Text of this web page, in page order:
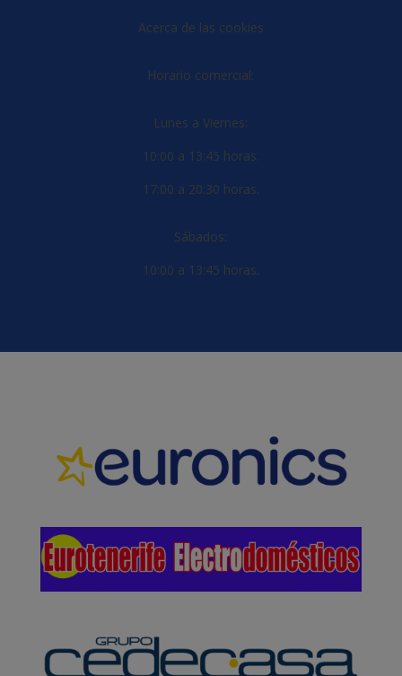
Acerca de las cookies
Horario comercial:
Lunes a Viernes:
10:00 a 13:45 horas.
17:00 a 20:30 horas.
Sábados:
10:00 a 13:45 horas.